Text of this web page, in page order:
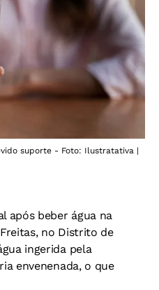
suporte - Foto: Ilustratativa |
após beber água na
no Distrito de
ingerida pela
envenenada, o que